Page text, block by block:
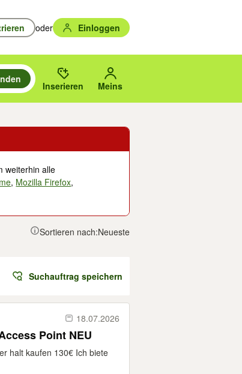
oder Einloggen
und mit Eingabetaste auswählen.
suchen, oder Vorschläge mit den Pfeiltasten nach oben/
Orts oder PLZ.
Inserieren Meins
weiterhin alle
, Mozilla Firefox,
Sortieren nach:Neueste
Suchauftrag speichern
18.07.2026
Point NEU
halt kaufen 130€ Ich biete